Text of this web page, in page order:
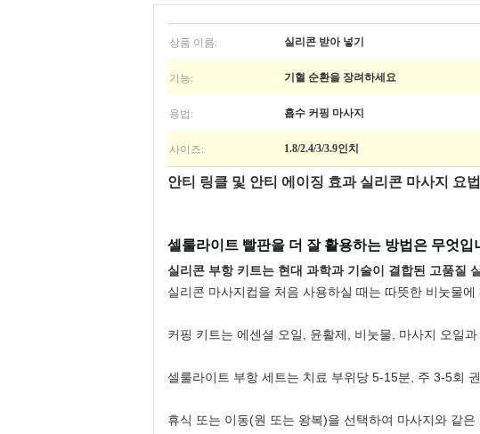
상품 이름: 실리콘 받아 넣기
기능: 기혈 순환을 장려하세요
용법: 흡수 커핑 마사지
사이즈: 1.8/2.4/3/3.9인치
안티 링클 및 안티 에이징 효과 실리콘 마사지 요
셀룰라이트 빨판을 더 잘 활용하는 방법은 무엇입
실리콘 부항 키트는 현대 과학과 기술이 결합된 고품질
실리콘 마사지컵을 처음 사용하실 때는 따뜻한 비눗물
커핑 키트는 에센셜 오일, 윤활제, 비눗물, 마사지 오일
셀룰라이트 부항 세트는 치료 부위당 5-15분, 주 3-5회
휴식 또는 이동(원 또는 왕복)을 선택하여 마사지와 같은